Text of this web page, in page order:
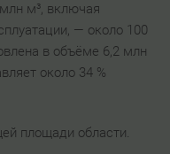
м³, включая
— около 100
в объёме 6,2 млн
около 34 %
площади области.